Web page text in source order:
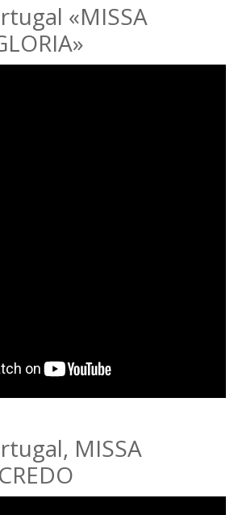
«MISSA
MISSA